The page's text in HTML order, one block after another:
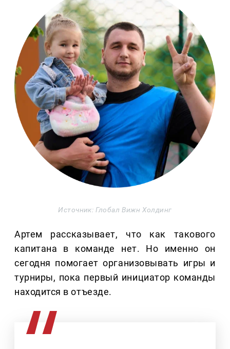
Источник: Глобал Вижн Холдинг
Артем рассказывает, что как такового
капитана в команде нет. Но именно он
сегодня помогает организовывать игры и
турниры, пока первый инициатор команды
находится в отъезде.